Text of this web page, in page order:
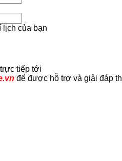
lịch của bạn
tiếp tới
để được hỗ trợ và giải đáp